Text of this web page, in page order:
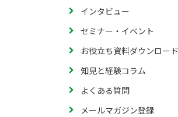
インタビュー
セミナー・イベント
お役立ち資料ダウンロード
知見と経験コラム
よくある質問
メールマガジン登録